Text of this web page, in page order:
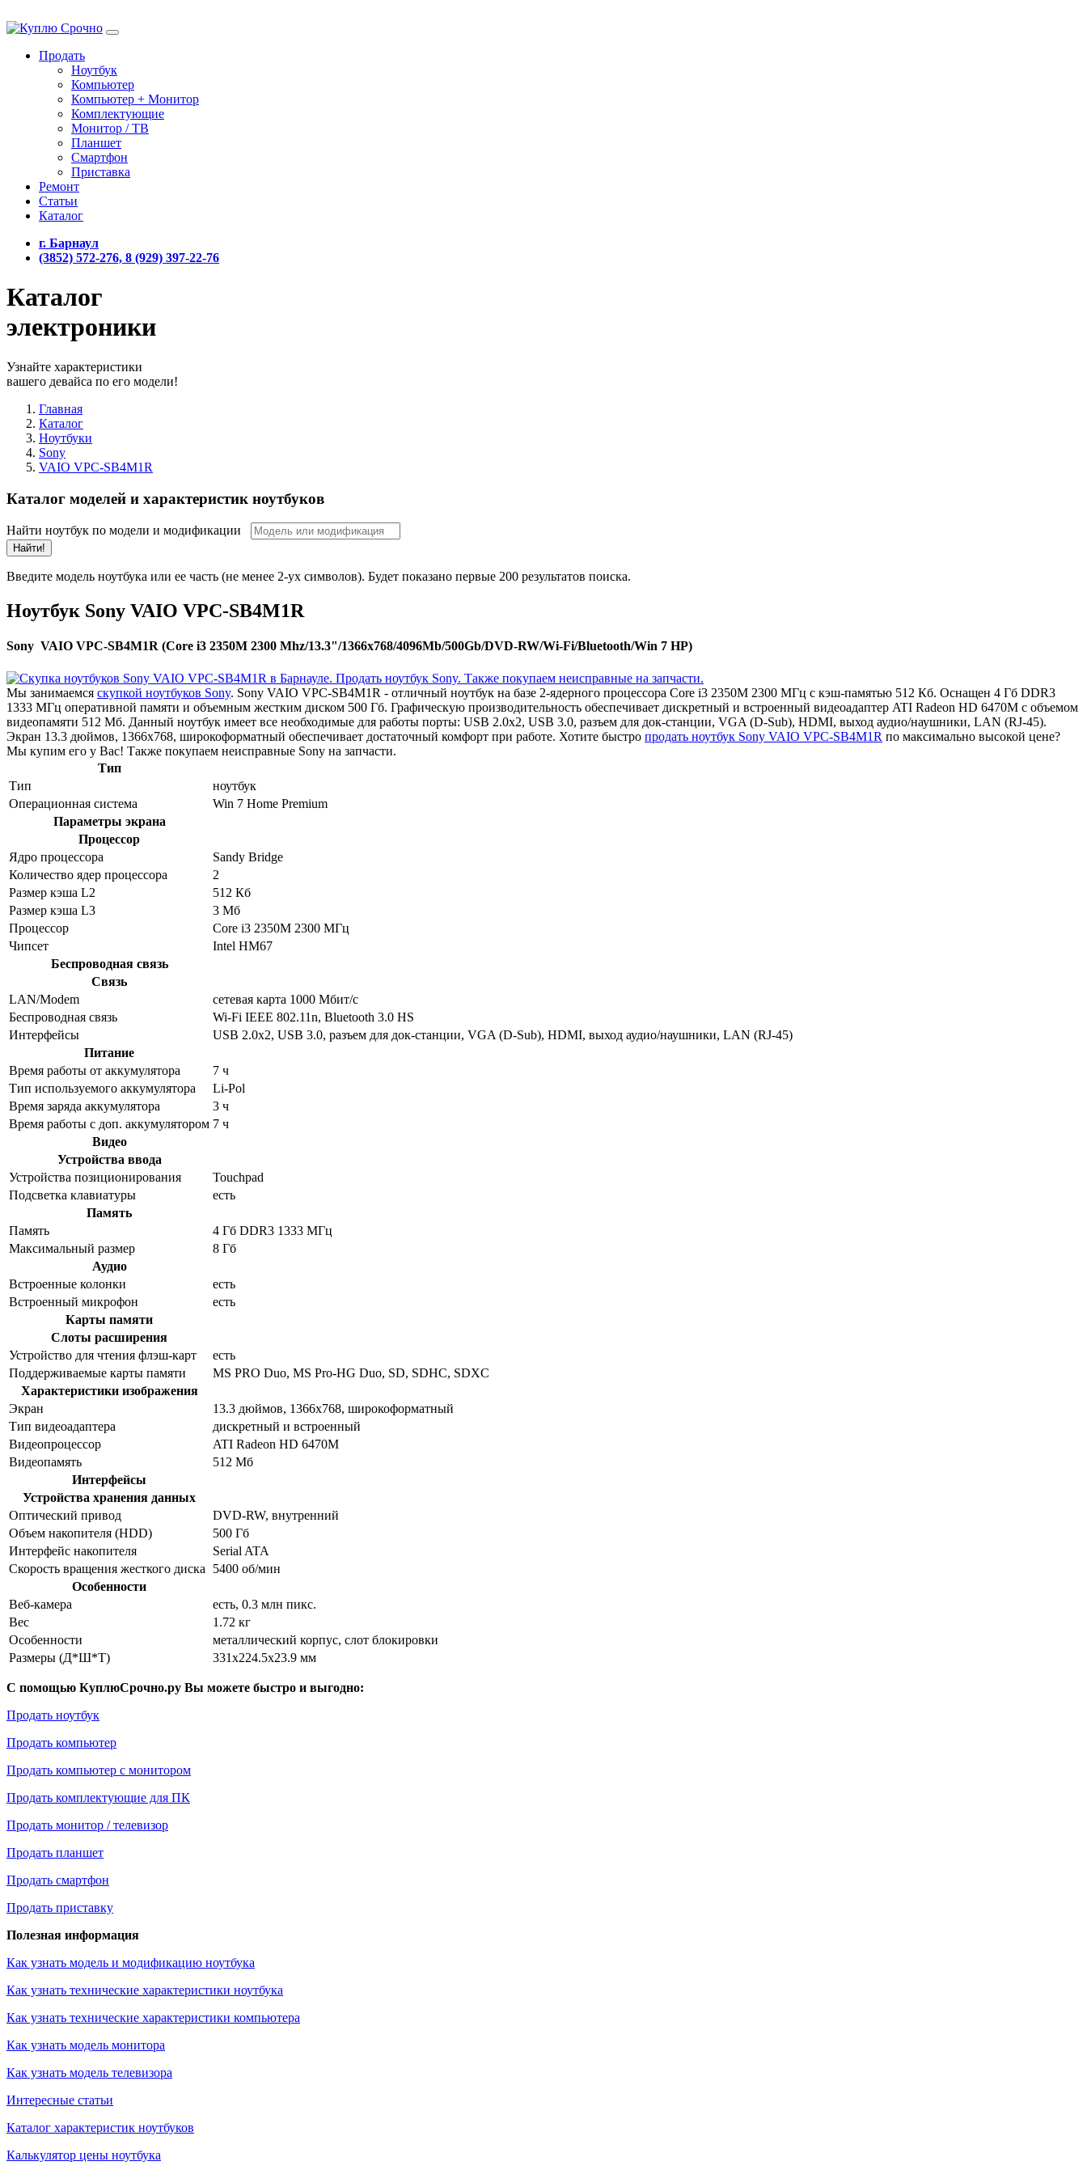
Продать
Ноутбук
Компьютер
Компьютер + Монитор
Комплектующие
Монитор / ТВ
Планшет
Смартфон
Приставка
Ремонт
Статьи
Каталог
г. Барнаул
(3852) 572-276, 8 (929) 397-22-76
Каталог
электроники
Узнайте характеристики
вашего девайса по его модели!
Главная
Каталог
Ноутбуки
Sony
VAIO VPC-SB4M1R
Каталог моделей и характеристик ноутбуков
Найти ноутбук по модели и модификации
Найти!
Введите модель ноутбука или ее часть (не менее 2-ух символов). Будет показано первые 200 результатов поиска.
Ноутбук Sony VAIO VPC-SB4M1R
Sony VAIO VPC-SB4M1R (Core i3 2350M 2300 Mhz/13.3"/1366x768/4096Mb/500Gb/DVD-RW/Wi-Fi/Bluetooth/Win 7 HP)
Мы занимаемся скупкой ноутбуков Sony. Sony VAIO VPC-SB4M1R - отличный ноутбук на базе 2-ядерного процессора Core i3 2350M 2300 МГц с кэш-памятью 512 Кб. Оснащен 4 Гб DDR3
1333 МГц оперативной памяти и объемным жестким диском 500 Гб. Графическую производительность обеспечивает дискретный и встроенный видеоадаптер ATI Radeon HD 6470M с объемом
видеопамяти 512 Мб. Данный ноутбук имеет все необходимые для работы порты: USB 2.0x2, USB 3.0, разъем для док-станции, VGA (D-Sub), HDMI, выход аудио/наушники, LAN (RJ-45).
Экран 13.3 дюймов, 1366x768, широкоформатный обеспечивает достаточный комфорт при работе. Хотите быстро продать ноутбук Sony VAIO VPC-SB4M1R по максимально высокой цене?
Мы купим его у Вас! Также покупаем неисправные Sony на запчасти.
Тип
Тип
ноутбук
Операционная система
Win 7 Home Premium
Параметры экрана
Процессор
Ядро процессора
Sandy Bridge
Количество ядер процессора
2
Размер кэша L2
512 Кб
Размер кэша L3
3 Мб
Процессор
Core i3 2350M 2300 МГц
Чипсет
Intel HM67
Беспроводная связь
Связь
LAN/Modem
сетевая карта 1000 Мбит/c
Беспроводная связь
Wi-Fi IEEE 802.11n, Bluetooth 3.0 HS
Интерфейсы
USB 2.0x2, USB 3.0, разъем для док-станции, VGA (D-Sub), HDMI, выход аудио/наушники, LAN (RJ-45)
Питание
Время работы от аккумулятора
7 ч
Тип используемого аккумулятора
Li-Pol
Время заряда аккумулятора
3 ч
Время работы с доп. аккумулятором 7 ч
Видео
Устройства ввода
Устройства позиционирования
Touchpad
Подсветка клавиатуры
есть
Память
Память
4 Гб DDR3 1333 МГц
Максимальный размер
8 Гб
Аудио
Встроенные колонки
есть
Встроенный микрофон
есть
Карты памяти
Слоты расширения
Устройство для чтения флэш-карт
есть
Поддерживаемые карты памяти
MS PRO Duo, MS Pro-HG Duo, SD, SDHC, SDXC
Характеристики изображения
Экран
13.3 дюймов, 1366x768, широкоформатный
Тип видеоадаптера
дискретный и встроенный
Видеопроцессор
ATI Radeon HD 6470M
Видеопамять
512 Мб
Интерфейсы
Устройства хранения данных
Оптический привод
DVD-RW, внутренний
Объем накопителя (HDD)
500 Гб
Интерфейс накопителя
Serial ATA
Скорость вращения жесткого диска
5400 об/мин
Особенности
Веб-камера
есть, 0.3 млн пикс.
Вес
1.72 кг
Особенности
металлический корпус, слот блокировки
Размеры (Д*Ш*Т)
331x224.5x23.9 мм
С помощью КуплюСрочно.ру Вы можете быстро и выгодно:
Продать ноутбук
Продать компьютер
Продать компьютер с монитором
Продать комплектующие для ПК
Продать монитор / телевизор
Продать планшет
Продать смартфон
Продать приставку
Полезная информация
Как узнать модель и модификацию ноутбука
Как узнать технические характеристики ноутбука
Как узнать технические характеристики компьютера
Как узнать модель монитора
Как узнать модель телевизора
Интересные статьи
Каталог характеристик ноутбуков
Калькулятор цены ноутбука